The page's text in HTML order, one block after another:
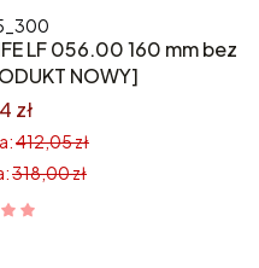
LF 056.00 160 mm bez
NOWY]
zł
412,05 zł
318,00 zł